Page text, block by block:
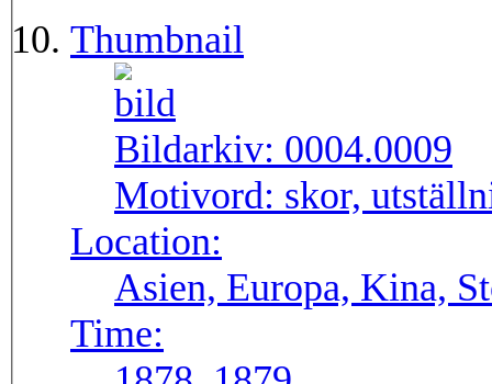
Thumbnail
Bildarkiv: 0004.0009
Motivord: skor,
Location:
Asien, Europa, Kina,
Time: